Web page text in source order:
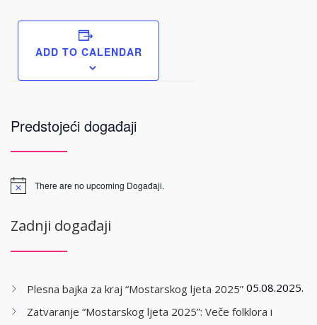
ADD TO CALENDAR
Predstojeći događaji
There are no upcoming Događaji.
Zadnji događaji
Plesna bajka za kraj “Mostarskog ljeta 2025” 05.08.2025.
Zatvaranje “Mostarskog ljeta 2025”: Veče folklora i